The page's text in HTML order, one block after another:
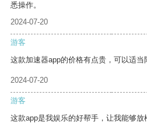
悉操作。
2024-07-20
游客
这款加速器app的价格有点贵，可以适当
2024-07-20
游客
这款app是我娱乐的好帮手，让我能够放